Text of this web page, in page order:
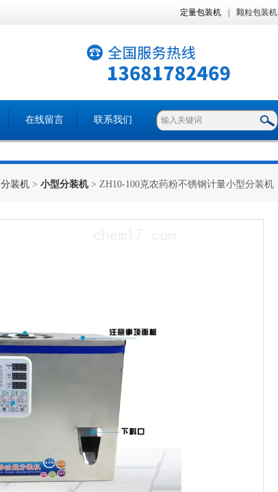
定量包装机 颗粒包装机
在线留言 联系我们
分装机 > 小型分装机> ZH10-100克农药粉不锈钢计量小型分装机